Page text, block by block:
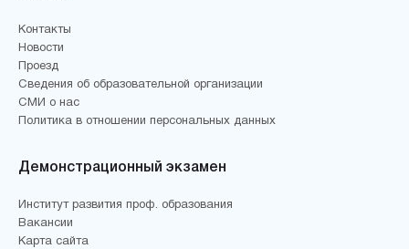
Контакты
Новости
Проезд
Сведения об образовательной организации
СМИ о нас
Политика в отношении персональных данных
Демонстрационный экзамен
Институт развития проф. образования
Вакансии
Карта сайта